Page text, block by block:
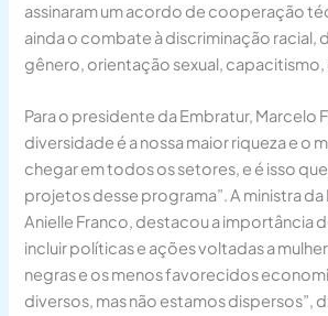
assinaram um acordo de cooperação
ainda o combate à discriminação racial,
gênero, orientação sexual, capacitismo,
Para o presidente da Embratur, Marcelo
diversidade é a nossa maior riqueza e o
chegar em todos os setores, e é isso
projetos desse programa”. A ministra da
Anielle Franco, destacou a importância
incluir políticas e ações voltadas a
negras e os menos favorecidos
diversos, mas não estamos dispersos”,